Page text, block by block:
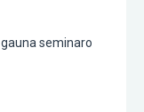
seminaro